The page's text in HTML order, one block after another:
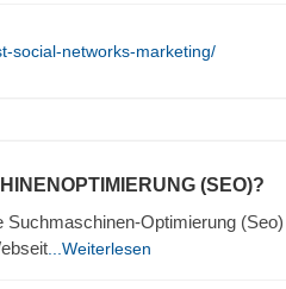
social-networks-marketing/
(SEO)?
Optimierung (Seo)
...Weiterlesen